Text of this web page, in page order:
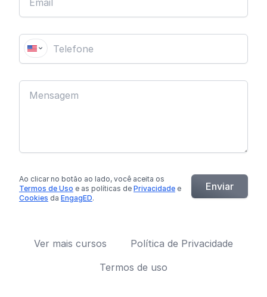
Ao clicar no botão ao lado, você aceita os
Termos de Uso e as políticas de Privacidade e
Cookies da EngagED.
Enviar
Ver mais cursos
Política de Privacidade
Termos de uso